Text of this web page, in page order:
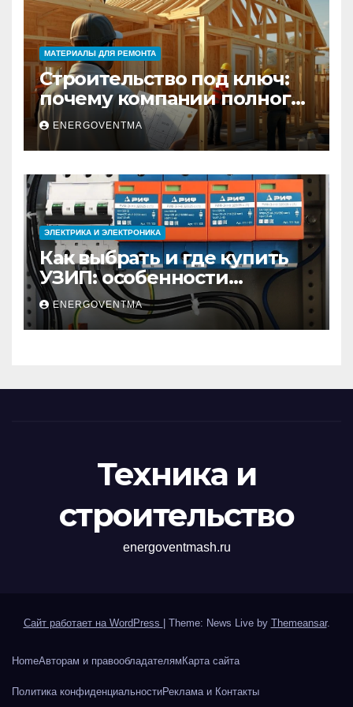
МАТЕРИАЛЫ ДЛЯ РЕМОНТА
Строительство под ключ:
почему компании полного
цикла меняют рынок
недвижимости
ENERGOVENTMA
ЭЛЕКТРИКА И ЭЛЕКТРОНИКА
Как выбрать и где купить
УЗИП: особенности
устройств защиты от
импульсных
перенапряжений
ENERGOVENTMA
Техника и
строительство
energoventmash.ru
Сайт работает на WordPress Theme: News Live by Themeansar.
HomeАвторам и правообладателям Карта сайта
Политика конфиденциальностиРеклама и Контакты